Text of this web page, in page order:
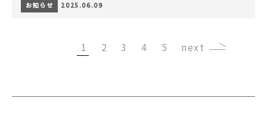
お知らせ
2025.06.09
1 2 3 4 5 ›